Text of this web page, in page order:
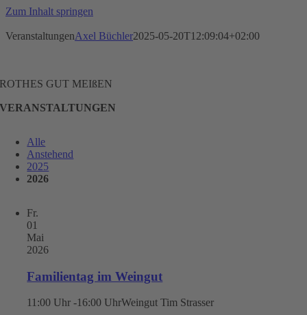
Zum Inhalt springen
VeranstaltungenAxel Büchler2025-05-20T12:09:04+02:00
ROTHES GUT MEIßEN
VERANSTALTUNGEN
Alle
Anstehend
2025
2026
Fr.
01
Mai
2026
Familientag im Weingut
11:00 Uhr -16:00 UhrWeingut Tim Strasser